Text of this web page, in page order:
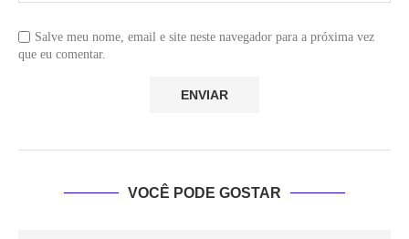
Salve meu nome, email e site neste navegador para a próxima vez
que eu comentar.
VOCÊ PODE GOSTAR